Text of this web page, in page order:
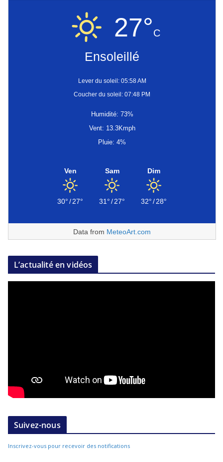
27°C
Ensoleillé
Lever du soleil: 05:58 AM
Coucher du soleil: 07:48 PM
Humidité: 73%
Vent: 13.3Kmph
Pluie: 4%
Ven
30°/27°
Sam
31°/27°
Dim
32°/28°
Data from MeteoArt.com
L’actualité en vidéos
Suivez-nous
Inscrivez-vous pour recevoir des notifications